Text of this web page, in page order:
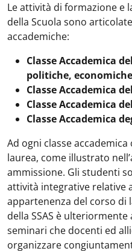
Le attività di formazione e
della Scuola sono
accademiche:
Classe Accademica
politiche,
Classe Accademica
Classe Accademica
Classe Accademica
Ad ogni classe
laurea, come illustrato
ammissione. Gli studenti
attività integrative relative
appartenenza del corso di
della SSAS è
seminari che docenti ed
organizzare